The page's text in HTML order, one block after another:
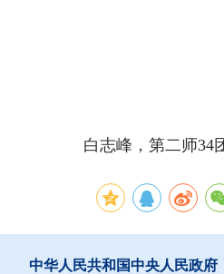
白志峰，第二师34
中华人民共和国中央人民政府